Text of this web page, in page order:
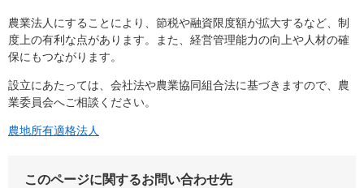
農業法人にすることにより、節税や融資限度額が拡大するなど、制
度上の有利な点があります。また、経営管理能力の向上や人材の確
保にもつながります。
設立にあたっては、会社法や農業協同組合法に基づきますので、農
業委員会へご相談ください。
農地所有適格法人
このページに関するお問い合わせ先